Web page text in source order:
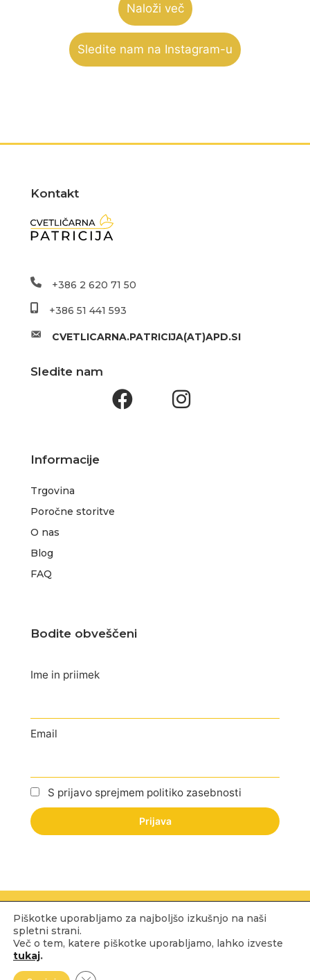
Naloži več
Sledite nam na Instagram-u
Kontakt
+386 2 620 71 50
+386 51 441 593
CVETLICARNA.PATRICIJA(AT)APD.SI
Sledite nam
Informacije
Trgovina
Poročne storitve
O nas
Blog
FAQ
Bodite obveščeni
Ime in priimek
Email
S prijavo sprejmem politiko zasebnosti
pridržane.Pravilnik o zasebnosti|Splošni pogoji
Piškotke uporabljamo za najboljšo izkušnjo na naši
spletni strani.
Več o tem, katere piškotke uporabljamo, lahko izveste
tukaj.